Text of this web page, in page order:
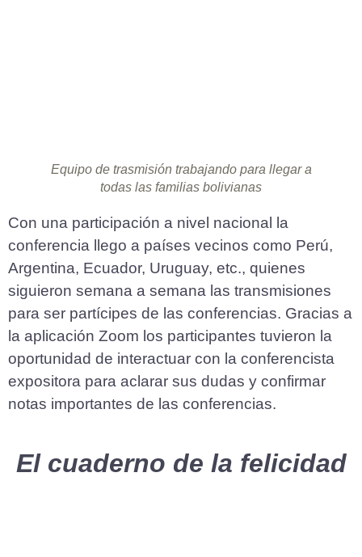
Equipo de trasmisión trabajando para llegar a
todas las familias bolivianas
Con una participación a nivel nacional la
conferencia llego a países vecinos como Perú,
Argentina, Ecuador, Uruguay, etc., quienes
siguieron semana a semana las transmisiones
para ser partícipes de las conferencias. Gracias a
la aplicación Zoom los participantes tuvieron la
oportunidad de interactuar con la conferencista
expositora para aclarar sus dudas y confirmar
notas importantes de las conferencias.
El cuaderno de la felicidad